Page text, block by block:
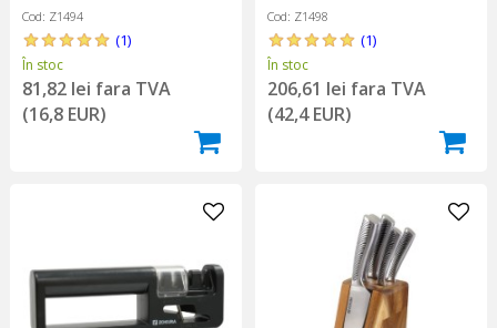
Cod: Z1494
(1)
În stoc
81,82 lei fara TVA
(16,8 EUR)
Cod: Z1498
(1)
În stoc
206,61 lei fara TVA
(42,4 EUR)